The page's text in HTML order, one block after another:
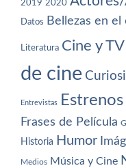
2019 2020
Datos Bellezas en el
Literatura Cine y TV
de cine
Entrevistas Estrenos
Frases de Película
Historia Humor
Medios Música y Cine